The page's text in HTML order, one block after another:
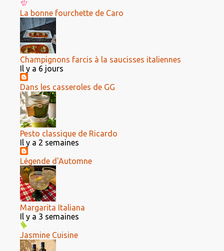
La bonne fourchette de Caro
Champignons farcis à la saucisses italiennes
Il y a 6 jours
Dans les casseroles de GG
Pesto classique de Ricardo
Il y a 2 semaines
Légende d'Automne
Margarita Italiana
Il y a 3 semaines
Jasmine Cuisine